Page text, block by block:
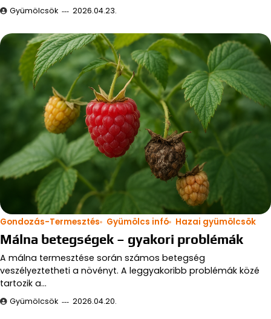
Gyümölcsök 2026.04.23.
Gondozás-Termesztés Gyümölcs infó Hazai gyümölcsök
Málna betegségek – gyakori problémák
A málna termesztése során számos betegség
veszélyeztetheti a növényt. A leggyakoribb problémák közé
tartozik a…
Gyümölcsök 2026.04.20.